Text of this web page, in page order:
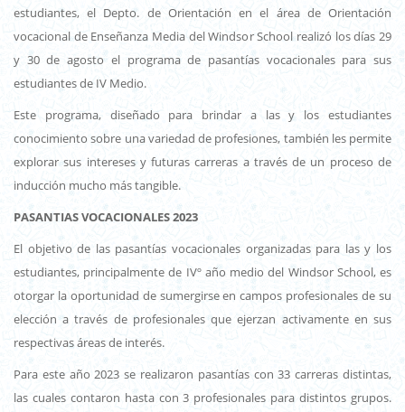
estudiantes, el Depto. de Orientación en el área de Orientación
vocacional de Enseñanza Media del Windsor School realizó los días 29
y 30 de agosto el programa de pasantías vocacionales para sus
estudiantes de IV Medio.
Este programa, diseñado para brindar a las y los estudiantes
conocimiento sobre una variedad de profesiones, también les permite
explorar sus intereses y futuras carreras a través de un proceso de
inducción mucho más tangible.
PASANTIAS VOCACIONALES 2023
El objetivo de las pasantías vocacionales organizadas para las y los
estudiantes, principalmente de IVº año medio del Windsor School, es
otorgar la oportunidad de sumergirse en campos profesionales de su
elección a través de profesionales que ejerzan activamente en sus
respectivas áreas de interés.
Para este año 2023 se realizaron pasantías con 33 carreras distintas,
las cuales contaron hasta con 3 profesionales para distintos grupos.